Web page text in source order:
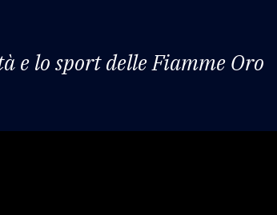
e lo sport delle Fiamme Oro